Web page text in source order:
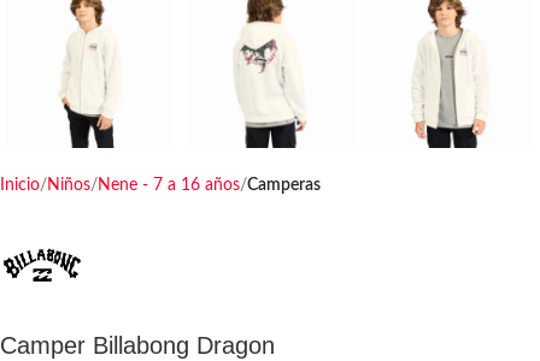
Inicio Niños Nene - 7 a 16 años Camperas
Camper Billabong Dragon